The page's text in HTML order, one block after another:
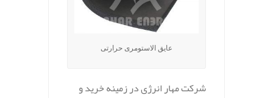
عایق الاستومری حرارتی
شرکت مهار انرژی در زمینه خرید و